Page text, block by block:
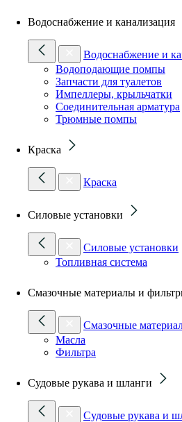
Водоснабжение и канализация
Водоснабжение и
Водоподающие помпы
Запчасти для туалетов
Импеллеры, крыльчатки
Соединительная арматура
Трюмные помпы
Краска
Краска
Силовые установки
Силовые установки
Топливная система
Смазочные материалы и
Смазочные
Масла
Фильтра
Судовые рукава и шланги
Судовые рукава и